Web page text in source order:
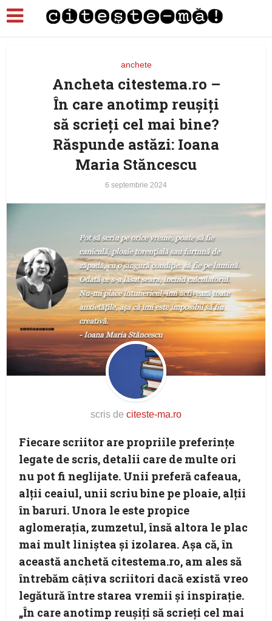
anchete
Ancheta citestema.ro –
În care anotimp reuşiţi
să scrieţi cel mai bine?
Răspunde astăzi: Ioana
Maria Stăncescu
6 septembrie 2024
scris de citeste-ma.ro
Fiecare scriitor are propriile preferinţe
legate de scris, detalii care de multe ori
nu pot fi neglijate. Unii preferă cafeaua,
alţii ceaiul, unii scriu bine pe ploaie, alţii
în baruri. Unora le este propice
aglomeraţia, zumzetul, însă altora le plac
mai mult liniştea şi izolarea. Aşa că, în
această anchetă citestema.ro, am ales să
întrebăm câţiva scriitori dacă există vreo
legătură între starea vremii şi inspiraţie.
„În care anotimp reuşiţi să scrieţi cel mai